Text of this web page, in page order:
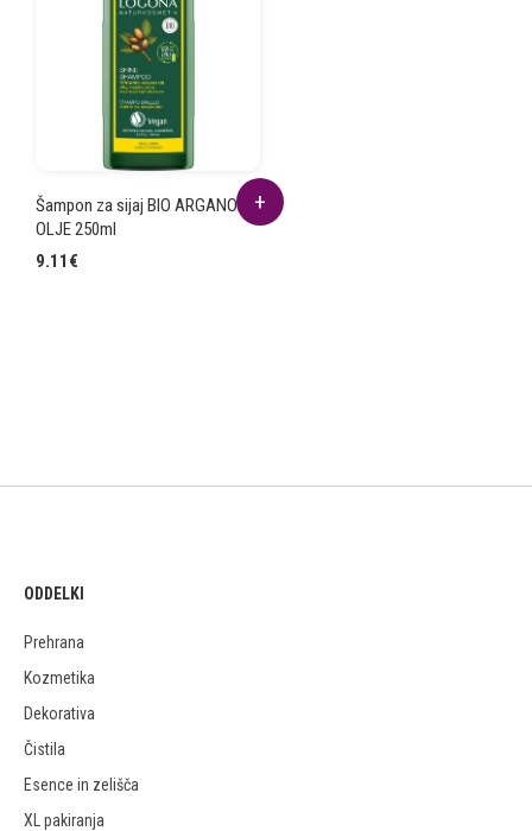
Šampon za sijaj BIO ARGANOVO
OLJE 250ml
9.11 €
ODDELKI
Prehrana
Kozmetika
Dekorativa
Čistila
Esence in zelišča
XL pakiranja